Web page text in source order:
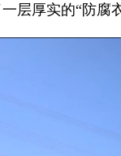
层厚实的“防腐衣